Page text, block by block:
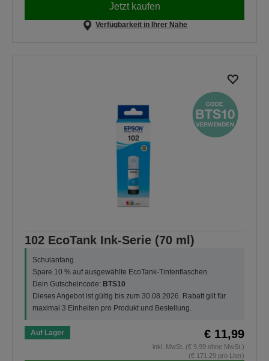
Jetzt kaufen
Verfügbarkeit in Ihrer Nähe
102 EcoTank Ink-Serie (70 ml)
Schulanfang
Spare 10 % auf ausgewählte EcoTank-Tintenflaschen.
Dein Gutscheincode: BTS10
Dieses Angebot ist gültig bis zum 30.08.2026. Rabatt gilt für
maximal 3 Einheiten pro Produkt und Bestellung.
Auf Lager € 11,99
inkl. MwSt. (€ 9,99 ohne MwSt.)
(€ 171,29 pro Liter)